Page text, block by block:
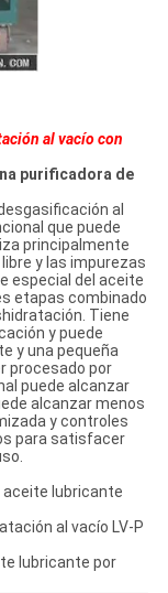
al vacío con
purificadora de
al
que puede
principalmente
y las impurezas
especial del aceite
etapas combinado
Tiene
y puede
y una pequeña
procesado por
puede alcanzar
alcanzar menos
y controles
para satisfacer
lubricante
al vacío LV-P
lubricante por